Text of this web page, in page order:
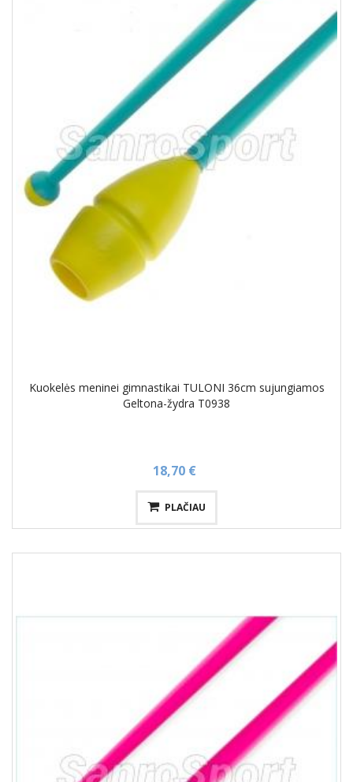
Kuokelės meninei gimnastikai TULONI 36cm sujungiamos
Geltona-žydra T0938
18,70 €
PLAČIAU